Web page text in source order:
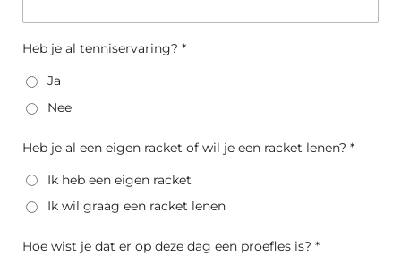
Heb je al tenniservaring? *
Ja
Nee
Heb je al een eigen racket of wil je een racket lenen? *
Ik heb een eigen racket
Ik wil graag een racket lenen
Hoe wist je dat er op deze dag een proefles is? *